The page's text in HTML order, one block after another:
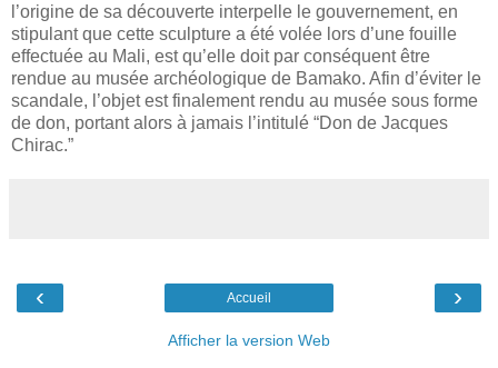
l’origine de sa découverte interpelle le gouvernement, en
stipulant que cette sculpture a été volée lors d’une fouille
effectuée au Mali, est qu’elle doit par conséquent être
rendue au musée archéologique de Bamako. Afin d’éviter le
scandale, l’objet est finalement rendu au musée sous forme
de don, portant alors à jamais l’intitulé “Don de Jacques
Chirac.”
‹ ›
Accueil
Afficher la version Web